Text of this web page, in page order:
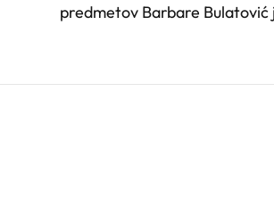
predmetov Barbare Bulatović